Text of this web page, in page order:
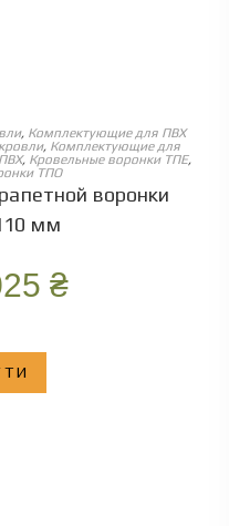
, Комплектующие для ПВХ
, Комплектующие для
, Кровельные воронки ТПЕ,
ТПО
воронки
мм
₴